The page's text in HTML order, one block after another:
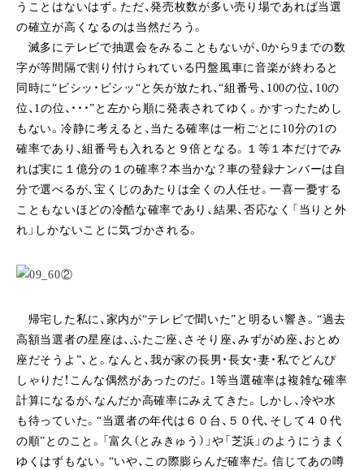
うことはないはず。ただ、発売枚数が多い売り場であれば当選
の確立が高くなるのは当然だろう。
滅多にテレビで抽選会をみることもないが、0から9までの数
字が等間隔で割り付けられている円盤風車に音楽が終わると
同時に“ビシッ・ビシッ“と矢が放たれ、“組番号、100の位、10の
位、1の位、・・・”と左から順に発表されてゆく。かすったためし
もない。冷静に考えると、当たる確率は一桁ごとに10分の1の
確率であり、組番号も入れると９倍となる。１等１本だけでみ
れば実に１億分の１の確率？本当かな？車の登録ナンバーは自
分で選べるが、宝くじのあたりは全くの人任せ。一喜一憂する
こともないほどの冷酷な確率であり、結果、否応なく「当りと外
れ」しかないことに気づかされる。
帰宅した私に、家内が“テレビで聞いた”と明るい響き。“過去
高額当選者の星座は、ふたご座、さそり座、みずがめ座、おとめ
座だそうよ”、と。なんと、我が家の長男・長女・妻・私でどんぴ
しゃりだ！こんな偶然があったのだ。1等当選確率は複雑な確率
計算になるが、なんだか高確率にみえてきた。しかし、冷や水
も待っていた。“当選者の年代は６０台、５０代、そして４０代
の順”とのこと。「富久（とみきゅう）」や「芝浜」のようにうまく
ゆくはずもない。“いや、この際膨らんだ確率だ。信じてあの噂